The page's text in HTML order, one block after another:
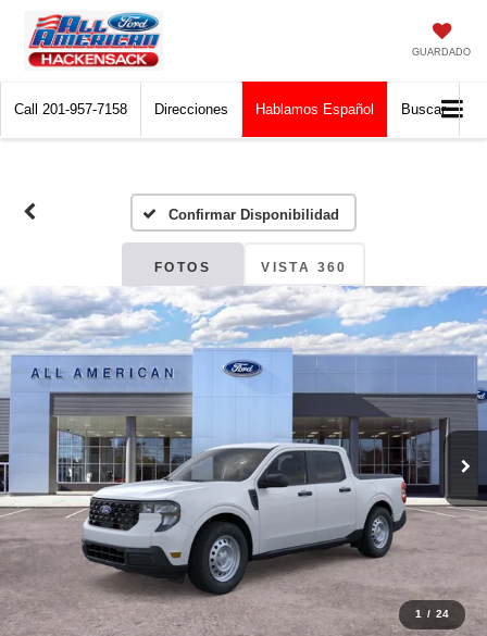
GUARDADO
Call 201-957-7158 Direcciones Hablamos Español Buscar
Confirmar Disponibilidad
FOTOS VISTA 360
1 / 24